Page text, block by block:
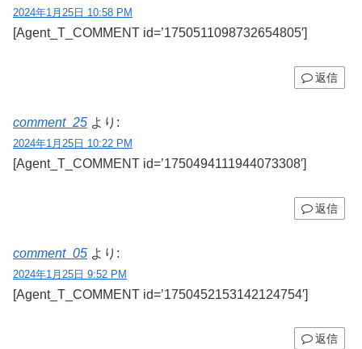
2024年1月25日 10:58 PM
[Agent_T_COMMENT id=’1750511098732654805′]
返信
comment_25 より:
2024年1月25日 10:22 PM
[Agent_T_COMMENT id=’1750494111944073308′]
返信
comment_05 より:
2024年1月25日 9:52 PM
[Agent_T_COMMENT id=’1750452153142124754′]
返信